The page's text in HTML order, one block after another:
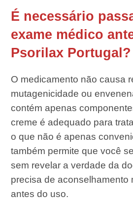
É necessário
exame médico
Psorilax Portugal?
O medicamento não causa
mutagenicidade ou
contém apenas
creme é adequado para
o que não é apenas
também permite que você
sem revelar a verdade da
precisa de aconselhamento
antes do uso.